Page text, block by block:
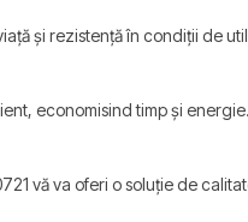
și rezistență în condiții de
economisind timp și
vă va oferi o soluție de